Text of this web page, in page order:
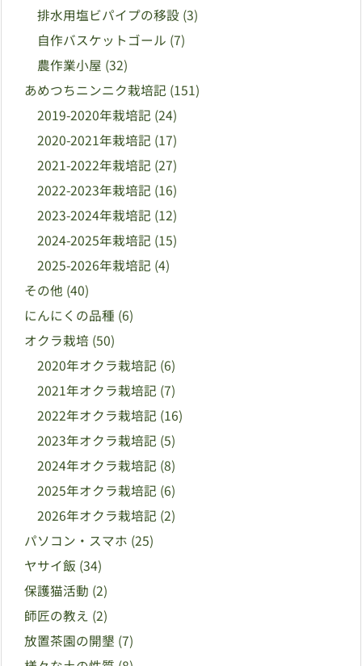
排水用塩ビパイプの移設 (3)
自作バスケットゴール (7)
農作業小屋 (32)
あめつちニンニク栽培記 (151)
2019-2020年栽培記 (24)
2020-2021年栽培記 (17)
2021-2022年栽培記 (27)
2022-2023年栽培記 (16)
2023-2024年栽培記 (12)
2024-2025年栽培記 (15)
2025-2026年栽培記 (4)
その他 (40)
にんにくの品種 (6)
オクラ栽培 (50)
2020年オクラ栽培記 (6)
2021年オクラ栽培記 (7)
2022年オクラ栽培記 (16)
2023年オクラ栽培記 (5)
2024年オクラ栽培記 (8)
2025年オクラ栽培記 (6)
2026年オクラ栽培記 (2)
パソコン・スマホ (25)
ヤサイ飯 (34)
保護猫活動 (2)
師匠の教え (2)
放置茶園の開墾 (7)